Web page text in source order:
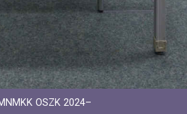
OSZK 2024–